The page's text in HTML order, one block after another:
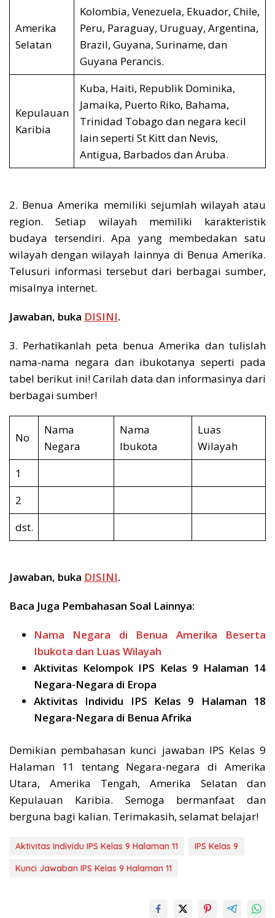
Amerika
Selatan
Kolombia, Venezuela, Ekuador, Chile,
Peru, Paraguay, Uruguay, Argentina,
Brazil, Guyana, Suriname, dan
Guyana Perancis.
Kepulauan
Karibia
Kuba, Haiti, Republik Dominika,
Jamaika, Puerto Riko, Bahama,
Trinidad Tobago dan negara kecil
lain seperti St Kitt dan Nevis,
Antigua, Barbados dan Aruba.
2. Benua Amerika memiliki sejumlah wilayah atau
region. Setiap wilayah memiliki karakteristik
budaya tersendiri. Apa yang membedakan satu
wilayah dengan wilayah lainnya di Benua Amerika.
Telusuri informasi tersebut dari berbagai sumber,
misalnya internet.
Jawaban, buka DISINI.
3. Perhatikanlah peta benua Amerika dan tulislah
nama-nama negara dan ibukotanya seperti pada
tabel berikut ini! Carilah data dan informasinya dari
berbagai sumber!
No
Nama
Negara
Nama
Ibukota
Luas
Wilayah
1
2
dst.
Jawaban, buka DISINI.
Baca Juga Pembahasan Soal Lainnya:
Nama Negara di Benua Amerika Beserta
Ibukota dan Luas Wilayah
Aktivitas Kelompok IPS Kelas 9 Halaman 14
Negara-Negara di Eropa
Aktivitas Individu IPS Kelas 9 Halaman 18
Negara-Negara di Benua Afrika
Demikian pembahasan kunci jawaban IPS Kelas 9
Halaman 11 tentang Negara-negara di Amerika
Utara, Amerika Tengah, Amerika Selatan dan
Kepulauan Karibia. Semoga bermanfaat dan
berguna bagi kalian. Terimakasih, selamat belajar!
Aktivitas Individu IPS Kelas 9 Halaman 11
IPS Kelas 9
Kunci Jawaban IPS Kelas 9 Halaman 11